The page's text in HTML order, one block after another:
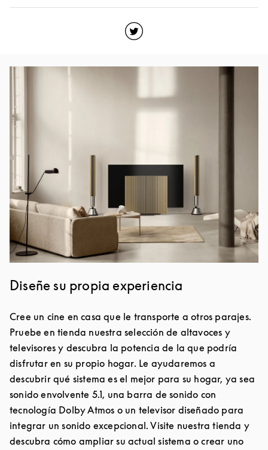
Click to open Twitter
Link Opens in New Tab
Imagen del evento
Diseñe su propia experiencia
Cree un cine en casa que le transporte a otros parajes.
Pruebe en tienda nuestra selección de altavoces y
televisores y descubra la potencia de la que podría
disfrutar en su propio hogar. Le ayudaremos a
descubrir qué sistema es el mejor para su hogar, ya sea
sonido envolvente 5.1, una barra de sonido con
tecnología Dolby Atmos o un televisor diseñado para
integrar un sonido excepcional. Visite nuestra tienda y
descubra cómo ampliar su actual sistema o crear uno